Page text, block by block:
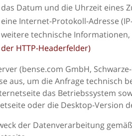
das Datum und die Uhrzeit eines
eine Internet-Protokoll-Adresse
weitere technische
der HTTP-Headerfelder)
(bense.com GmbH,
aus, um die Anfrage technisch
das Betriebssystem
oder die Desktop-Version
der Datenverarbeitung